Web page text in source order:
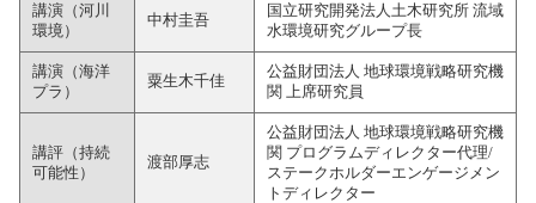
講演（河川
環境）
中村圭吾
国立研究開発法人土木研究所 流域
水環境研究グループ長
講演（海洋
プラ）
粟生木千佳
公益財団法人 地球環境戦略研究機
関 上席研究員
講評（持続
可能性）
渡部厚志
公益財団法人 地球環境戦略研究機
関 プログラムディレクター代理/
ステークホルダーエンゲージメン
トディレクター